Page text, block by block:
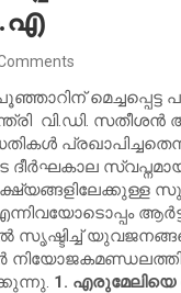
വി.ഡി. സതീശൻ
ദീർഘകാല
1.